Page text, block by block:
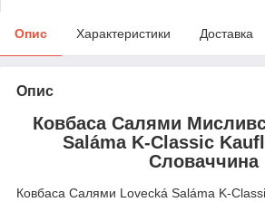
Опис Характеристики Доставка
Опис
Ковбаса Салями
Saláma K-Classic
Словаччина
Ковбаса Салями Lovecká Saláma K-